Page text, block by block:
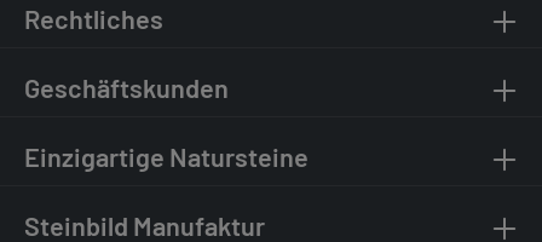
Rechtliches
Geschäftskunden
Einzigartige Natursteine
Steinbild Manufaktur